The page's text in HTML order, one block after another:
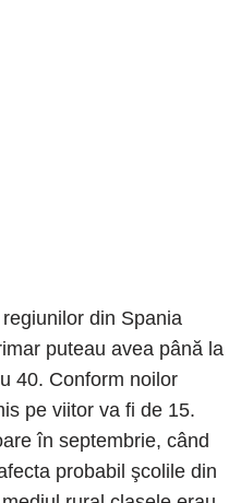
din Spania
puteau avea până la
40. Conform noilor
pe viitor va fi de 15.
în septembrie, când
probabil şcolile din